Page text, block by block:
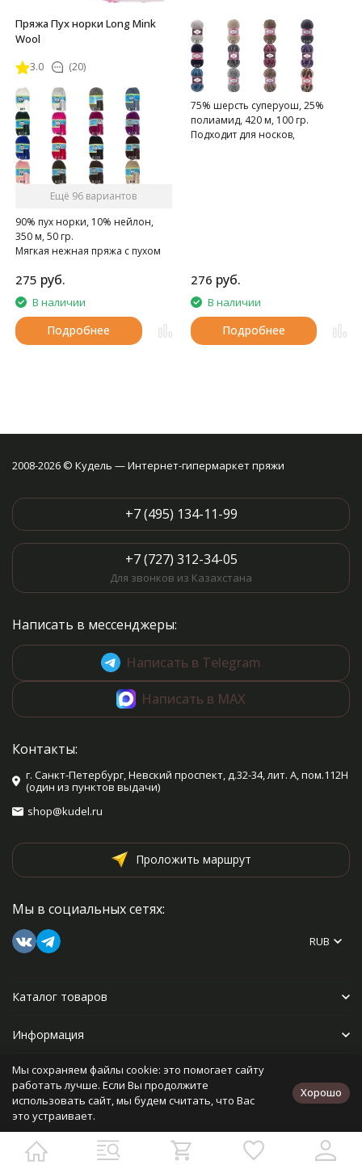
Пряжа Пух норки Long Mink
Wool
3.0 (20)
Ещё 96 вариантов
90% пух норки, 10% нейлон,
350 м, 50 гр.
Мягкая нежная пряжа с пухом
275 руб.
В наличии
Подробнее
75% шерсть суперуош, 25%
полиамид, 420 м, 100 гр.
Подходит для носков,
276 руб.
В наличии
Подробнее
2008-2026 © Кудель — Интернет-гипермаркет пряжи
+7 (495) 134-11-99
+7 (727) 312-34-05
Для звонков из Казахстана
Написать в мессенджеры:
Написать в Telegram
Написать в MAX
Контакты:
г. Санкт-Петербург, Невский проспект, д.32-34, лит. А, пом.112Н
(один из пунктов выдачи)
shop@kudel.ru
Проложить маршрут
Мы в социальных сетях:
RUB
Каталог товаров
Информация
Прочее
Политика персональных данных
Разработано в
bodysite.ru
Мы сохраняем файлы cookie: это помогает сайту
работать лучше. Если Вы продолжите
использовать сайт, мы будем считать, что Вас
это устраивает.
Хорошо